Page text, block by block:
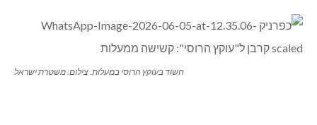
חשוד בעוקץ הרוסי במעלות. צילום: משטרת ישראל